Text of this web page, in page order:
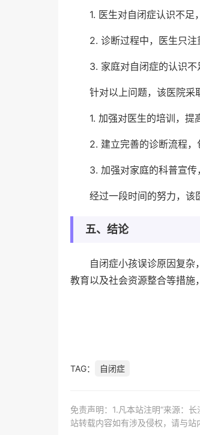
1. 医生对自闭症认识不足
2. 诊断过程中，医生只注
3. 家庭对自闭症的认识不
针对以上问题，该医院采
1. 加强对医生的培训，提
2. 建立完善的诊断流程，
3. 加强对家庭的科普宣传
经过一段时间的努力，该
五、结论
自闭症小孩误诊原因复
教育以及社会资源整合等措施
TAG： 自闭症
免责声明：1.凡本站注明“来源：
站转载内容如有涉及侵权，请与站